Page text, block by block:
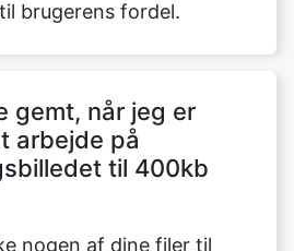
gemt, når jeg er
nogen af dine filer til
operationer udføres på
derfor er alle dine filer